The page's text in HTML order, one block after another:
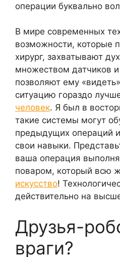
операции буквально
В мире современных
возможности, которые
хирург, захватывают
множеством датчиков
позволяют ему
ситуацию гораздо
человек. Я был в
такие системы могут
предыдущих операций
свои навыки.
ваша операция
поваром, который всю
искусство!
действительно на
Друзья-
враги?